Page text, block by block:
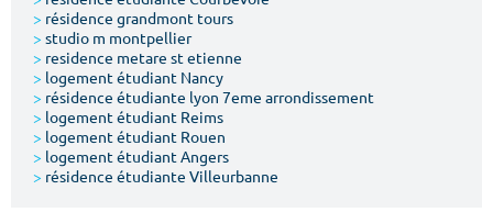
> résidence grandmont tours
> studio m montpellier
> residence metare st etienne
> logement étudiant Nancy
> résidence étudiante lyon 7eme arrondissement
> logement étudiant Reims
> logement étudiant Rouen
> logement étudiant Angers
> résidence étudiante Villeurbanne